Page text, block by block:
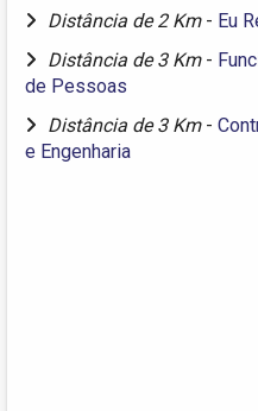
Distância de 2 Km - Eu
Distância de 3 Km -
de Pessoas
Distância de 3 Km -
e Engenharia